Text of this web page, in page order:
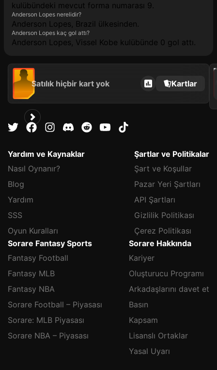
kulübündeki mevcut forma numarası 9.
Anderson Lopes nerelidir?
Anderson Lopes, Brazil ülkesinden.
Anderson Lopes kaç gol attı?
Anderson Lopes, Vissel Kobe kulübünde 0 gol attı.
Satılık hiçbir kart yok Kartlar
2024
Yardım ve Kaynaklar
Nasıl Oynanır?
Blog
Yardım
SSS
Oyun Kuralları
Şartlar ve Politikalar
Şart ve Koşullar
Pazar Yeri Şartları
API Şartları
Gizlilik Politikası
Çerez Politikası
Sorare Fantasy Sports
Fantasy Football
Fantasy MLB
Fantasy NBA
Sorare Football – Piyasası
Sorare: MLB Piyasası
Sorare NBA – Piyasası
Sorare Hakkında
Kariyer
Oluşturucu Programı
Arkadaşlarını davet et
Basın
Kapsam
Lisanslı Ortaklar
Yasal Uyarı